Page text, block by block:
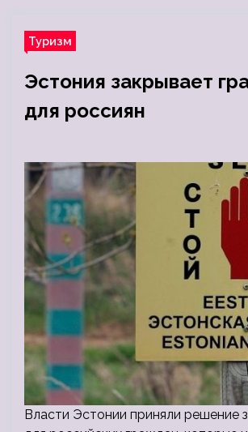
Туризм
Эстония закрывает
для россиян
Власти Эстонии приняли решение